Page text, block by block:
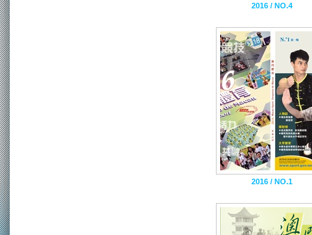
2016 / NO.4
2016 / NO.1